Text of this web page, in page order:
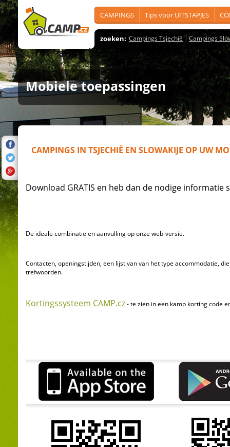
CAMPINGS Tips voor UITSTAPJES
zoeken: Campings Tsjechië Campings
Mobiele toepassingen
CAMPINGS IN TSJECHIË EN SLOWAKIJE OP UW
Download GRATIS en heb dan de nodige informatie
De ideale combinatie en aanvulling op onze web-versie.
Contacten, openingstijden, een lijst van van het type accommodatie,
trefwoorden.
Kortingssysteem CAMP.cz- te zien in een kamp korting code